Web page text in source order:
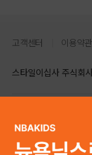
고객센터 이용약관
스타일이십사 주식회
주소 : 서울시 강남구 논현
사업자등록번호 : 116-81-
통신판매업신고번호 : 제
스타일24 고객센터 1544-
평일 09:00~ 18:00 (토/일/공